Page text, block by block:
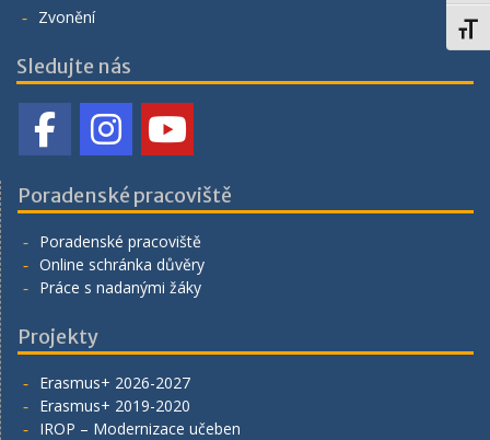
Zvonění
Sledujte nás
Poradenské pracoviště
Poradenské pracoviště
Online schránka důvěry
Práce s nadanými žáky
Projekty
Erasmus+ 2026-2027
Erasmus+ 2019-2020
IROP – Modernizace učeben